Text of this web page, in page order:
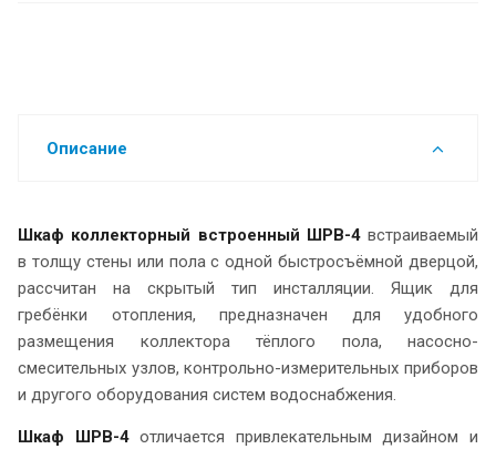
Описание
Шкаф коллекторный встроенный ШРВ-4встраиваемый
в толщу стены или пола с одной быстросъёмной дверцой,
рассчитан на скрытый тип инсталляции. Ящик для
гребёнки отопления, предназначен для удобного
размещения коллектора тёплого пола, насосно-
смесительных узлов, контрольно-измерительных приборов
и другого оборудования систем водоснабжения.
Шкаф ШРВ-4 отличается привлекательным дизайном и